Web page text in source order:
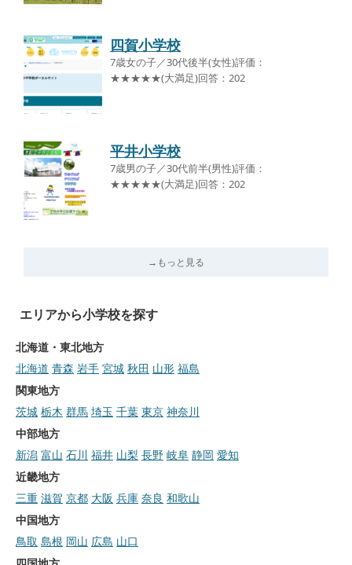
四賀小学校
7歳女の子／30代後半(女性)評価：
★★★★★(大満足)回答：202
平井小学校
7歳男の子／30代前半(男性)評価：
★★★★★(大満足)回答：202
→もっと見る
エリアから小学校を探す
北海道・東北地方
北海道 青森 岩手 宮城 秋田 山形 福島
関東地方
茨城 栃木 群馬 埼玉 千葉 東京 神奈川
中部地方
新潟 富山 石川 福井 山梨 長野 岐阜 静岡 愛知
近畿地方
三重 滋賀 京都 大阪 兵庫 奈良 和歌山
中国地方
鳥取 島根 岡山 広島 山口